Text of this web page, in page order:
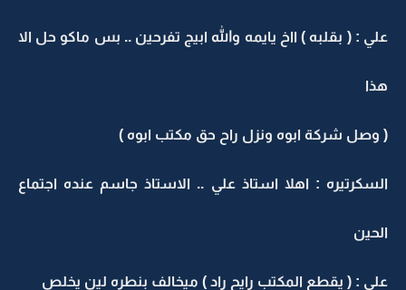
علي : ( بقلبه ) ااخ يايمه والله ابيج تفرحين .. بس ماكو حل الا
هذا
( وصل شركة ابوه ونزل راح حق مكتب ابوه )
السكرتيره : اهلا استاذ علي .. الاستاذ جاسم عنده اجتماع
الحين
علي : ( يقطع المكتب رايح راد ) ميخالف بنطره لين يخلص